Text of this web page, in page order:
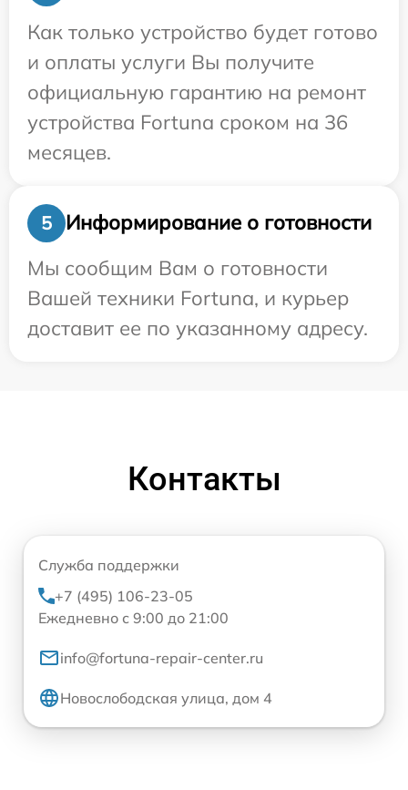
Как только устройство будет готово
и оплаты услуги Вы получите
официальную гарантию на ремонт
устройства Fortuna сроком на 36
месяцев.
5
Информирование о готовности
Мы сообщим Вам о готовности
Вашей техники Fortuna, и курьер
доставит ее по указанному адресу.
Контакты
Служба поддержки
+7 (495) 106-23-05
Ежедневно с 9:00 до 21:00
info@fortuna-repair-center.ru
Новослободская улица, дом 4